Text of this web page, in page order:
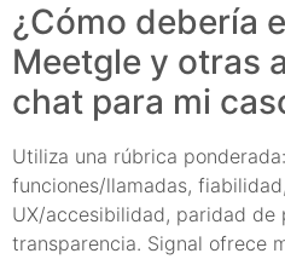
¿Cómo debería
Meetgle y otras
chat para mi
Utiliza una rúbrica
funciones/llamadas,
UX/accesibilidad, paridad de
transparencia. Signal ofrece